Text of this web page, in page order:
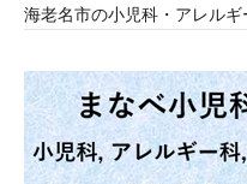
海老名市の小児科・アレル